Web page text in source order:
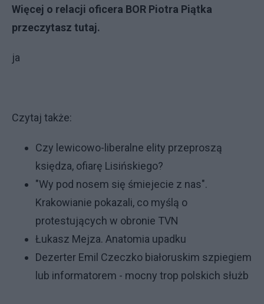
Więcej o relacji oficera BOR Piotra Piątka
przeczytasz tutaj.
ja
Czytaj także:
Czy lewicowo-liberalne elity przeproszą
księdza, ofiarę Lisińskiego?
"Wy pod nosem się śmiejecie z nas".
Krakowianie pokazali, co myślą o
protestujących w obronie TVN
Łukasz Mejza. Anatomia upadku
Dezerter Emil Czeczko białoruskim szpiegiem
lub informatorem - mocny trop polskich służb